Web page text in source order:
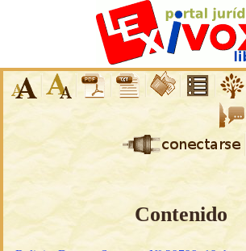
Contenido